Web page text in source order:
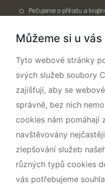
Pečujeme o přírodu a
O nás
Můžeme si u
Tyto webové stránky
svých služeb soubory
zajišťují, aby se
správně, bez nich
cookies nám pomáhají
navštěvovány
zlepšování služeb
různých typů cookies
vás potřebujeme